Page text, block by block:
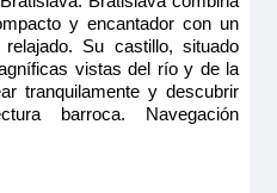
Intermedio –
por17.327€ 15.594€ p.p.
y encantador con un
Su castillo, situado
vistas del río y de la
tranquilamente y descubrir
barroca. Navegación